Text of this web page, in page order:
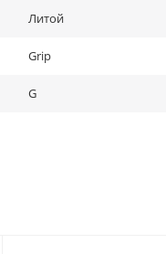
Литой
Grip
G